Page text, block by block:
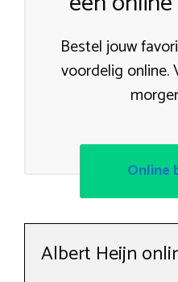
Bestel jouw
voordelig online.
Online
Albert Heijn